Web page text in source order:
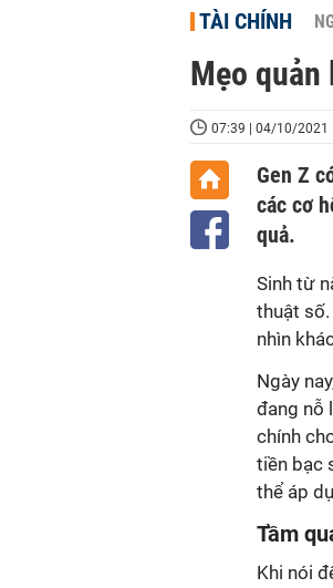
TÀI CHÍNH
Mẹo quản
07:39 | 04/10/2021
Gen Z
các cơ
quả.
Sinh từ
thuật
nhìn
Ngày
đang nỗ
chính
tiền bạc
thể áp
Tầm
Khi nói